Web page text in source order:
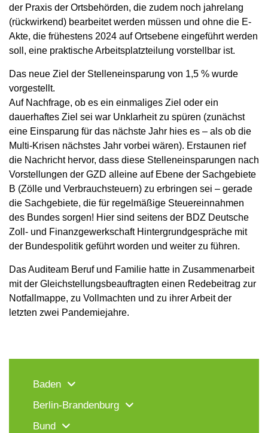
der Praxis der Ortsbehörden, die zudem noch jahrelang
(rückwirkend) bearbeitet werden müssen und ohne die E-
Akte, die frühestens 2024 auf Ortsebene eingeführt werden
soll, eine praktische Arbeitsplatzteilung vorstellbar ist.
Das neue Ziel der Stelleneinsparung von 1,5 % wurde
vorgestellt.
Auf Nachfrage, ob es ein einmaliges Ziel oder ein
dauerhaftes Ziel sei war Unklarheit zu spüren (zunächst
eine Einsparung für das nächste Jahr hies es – als ob die
Multi-Krisen nächstes Jahr vorbei wären). Erstaunen rief
die Nachricht hervor, dass diese Stelleneinsparungen nach
Vorstellungen der GZD alleine auf Ebene der Sachgebiete
B (Zölle und Verbrauchsteuern) zu erbringen sei – gerade
die Sachgebiete, die für regelmäßige Steuereinnahmen
des Bundes sorgen! Hier sind seitens der BDZ Deutsche
Zoll- und Finanzgewerkschaft Hintergrundgespräche mit
der Bundespolitik geführt worden und weiter zu führen.
Das Auditeam Beruf und Familie hatte in Zusammenarbeit
mit der Gleichstellungsbeauftragten einen Redebeitrag zur
Notfallmappe, zu Vollmachten und zu ihrer Arbeit der
letzten zwei Pandemiejahre.
Baden
Berlin-Brandenburg
Bund